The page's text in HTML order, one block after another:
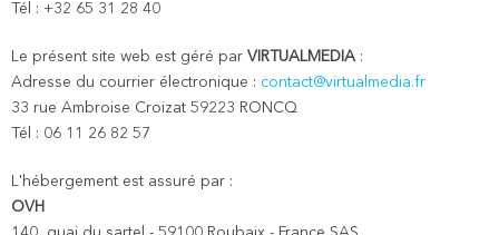
Tél : +32 65 31 28 40
Le présent site web est géré par VIRTUALMEDIA:
Adresse du courrier électronique : contact@virtualmedia.fr
33 rue Ambroise Croizat 59223 RONCQ
Tél : 06 11 26 82 57
L'hébergement est assuré par :
OVH